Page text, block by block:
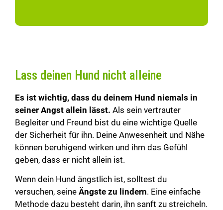
Lass deinen Hund nicht alleine
Es ist wichtig, dass du deinem Hund niemals in
seiner Angst allein lässt. Als sein vertrauter
Begleiter und Freund bist du eine wichtige Quelle
der Sicherheit für ihn. Deine Anwesenheit und Nähe
können beruhigend wirken und ihm das Gefühl
geben, dass er nicht allein ist.
Wenn dein Hund ängstlich ist, solltest du
versuchen, seine Ängste zu lindern. Eine einfache
Methode dazu besteht darin, ihn sanft zu streicheln.